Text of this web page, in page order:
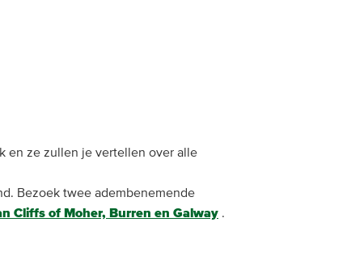
en ze zullen je vertellen over alle
Bezoek twee adembenemende
Cliffs of Moher, Burren en Galway .